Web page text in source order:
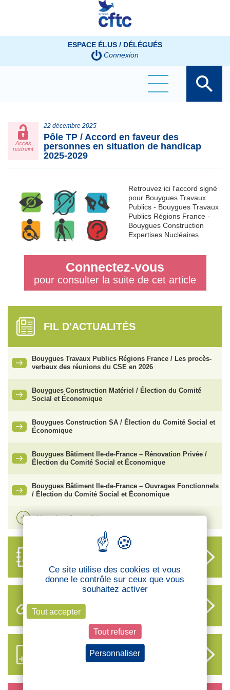
ESPACE ÉLUS / DÉLÉGUÉS
Connexion
Accès
restreint
22 décembre 2025
Pôle TP / Accord en faveur des
personnes en situation de handicap
2025-2029
Retrouvez ici l'accord signé
pour Bouygues Travaux
Publics - Bouygues Travaux
Publics Régions France -
Bouygues Construction
Expertises Nucléaires
Connectez-vous
pour consulter la suite de cet article
FIL D'ACTUALITÉS
Bouygues Travaux Publics Régions France / Les procès-
verbaux des réunions du CSE en 2026
Bouygues Construction Matériel / Élection du Comité
Social et Économique
Bouygues Construction SA / Élection du Comité Social et
Économique
Bouygues Bâtiment Ile-de-France – Rénovation Privée /
Élection du Comité Social et Économique
Bouygues Bâtiment Ile-de-France – Ouvrages Fonctionnels
/ Élection du Comité Social et Économique
Voir plus d'actualités
LIENS UTILES
S’ABONNER AUX NOUVEAUX
CONTENUS CFTC
Panneau de gestion des cookies
Ce site utilise des cookies et vous
donne le contrôle sur ceux que vous
souhaitez activer
Tout accepter
Tout refuser
Personnaliser